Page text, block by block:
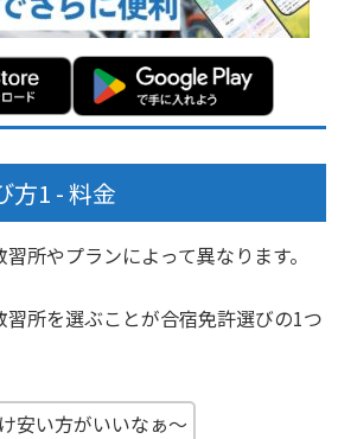
方1 - 料金
所やプランによって異なります。
習所を選ぶことが合宿免許選びの1つ
安い方がいいなぁ〜